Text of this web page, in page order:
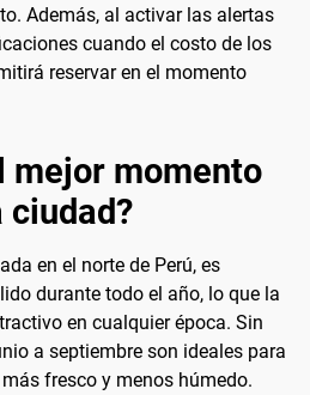
Además, al activar las alertas
cuando el costo de los
reservar en el momento
mejor momento
en el norte de Perú, es
durante todo el año, lo que la
en cualquier época. Sin
a septiembre son ideales para
fresco y menos húmedo.